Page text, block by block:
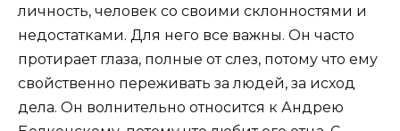
личность, человек со своими склонностями и
недостатками. Для него все важны. Он часто
протирает глаза, полные от слез, потому что ему
свойственно переживать за людей, за исход
дела. Он волнительно относится к Андрею